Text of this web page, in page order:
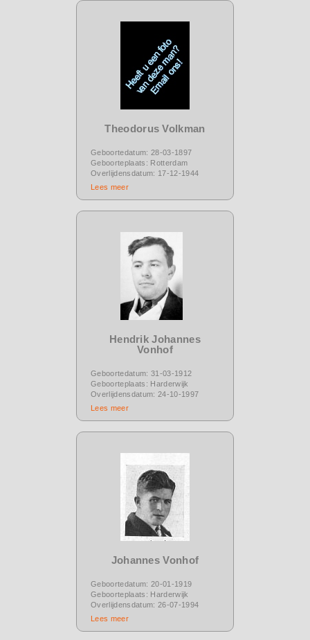
Theodorus Volkman
Geboortedatum: 28-03-1897
Geboorteplaats: Rotterdam
Overlijdensdatum: 17-12-1944
Lees meer
Hendrik Johannes
Vonhof
Geboortedatum: 31-03-1912
Geboorteplaats: Harderwijk
Overlijdensdatum: 24-10-1997
Lees meer
Johannes Vonhof
Geboortedatum: 20-01-1919
Geboorteplaats: Harderwijk
Overlijdensdatum: 26-07-1994
Lees meer